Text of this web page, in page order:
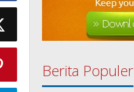
Berita Populer